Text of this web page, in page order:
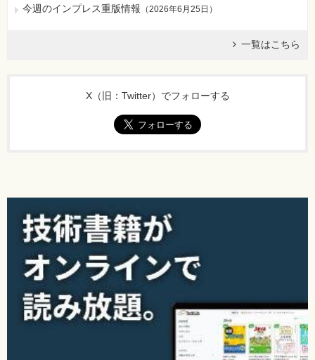
今週のインプレス重版情報 （2026年6月25日 ）
一覧はこちら
X（旧：Twitter）でフォローする